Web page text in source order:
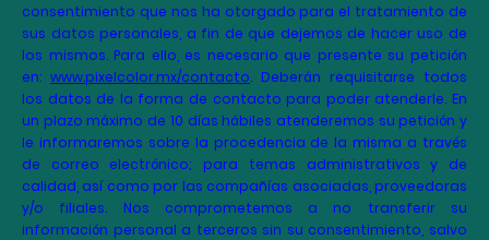
consentimiento que nos ha otorgado para el tratamiento de
sus datos personales, a fin de que dejemos de hacer uso de
los mismos. Para ello, es necesario que presente su petición
en: www.pixelcolor.mx/contacto. Deberán requisitarse todos
los datos de la forma de contacto para poder atenderle. En
un plazo máximo de 10 días hábiles atenderemos su petición y
le informaremos sobre la procedencia de la misma a través
de correo electrónico; para temas administrativos y de
calidad, así como por las compañías asociadas, proveedoras
y/o filiales. Nos comprometemos a no transferir su
información personal a terceros sin su consentimiento, salvo